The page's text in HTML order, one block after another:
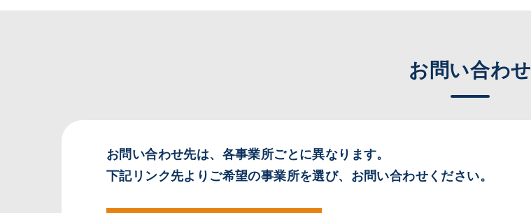
お問い合わせ
お問い合わせ先は、各事業所ごとに異なります。
下記リンク先よりご希望の事業所を選び、お問い合わせください。